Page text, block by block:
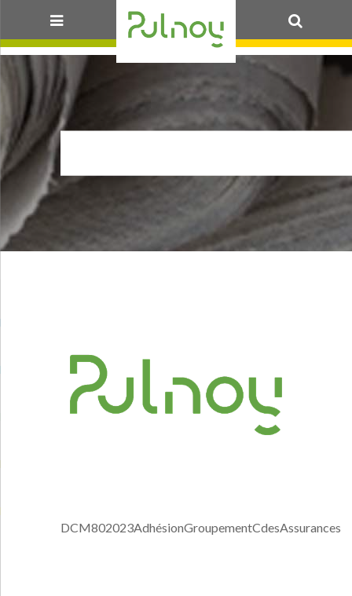
DCM802023AdhésionGroupementCdesAssurances